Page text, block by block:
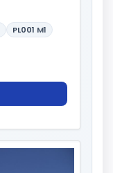
PL001 M1